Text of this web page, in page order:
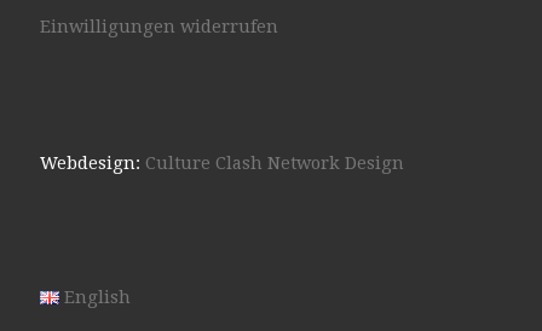
Einwilligungen widerrufen
Webdesign: Culture Clash Network Design
English